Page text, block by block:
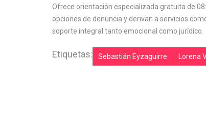
Ofrece orientación especializada gratuita de
opciones de denuncia y derivan a servicios
soporte integral tanto emocional como jurídico.
Etiquetas: Sebastián Eyzaguirre Lorena